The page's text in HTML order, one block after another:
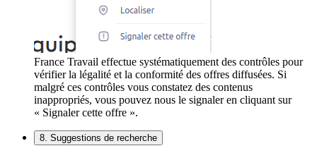
France Travail effectue systématiquement des contrôles pour
vérifier la légalité et la conformité des offres diffusées. Si
malgré ces contrôles vous constatez des contenus
inappropriés, vous pouvez nous le signaler en cliquant sur
« Signaler cette offre ».
8. Suggestions de recherche